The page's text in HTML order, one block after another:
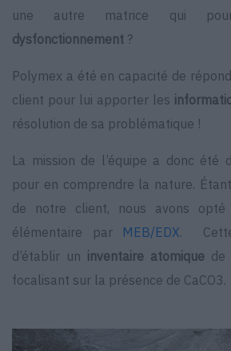
une autre matrice qui
dysfonctionnement ?
Polymex a été en capacité de
client pour lui apporter les
résolution de sa problématique !
La mission de l’équipe a donc été
pour en comprendre la nature.
de notre client, nous avons
élémentaire par MEB/EDX.
d’établir un inventaire atomique de
focalisant sur la présence de CaCO3.